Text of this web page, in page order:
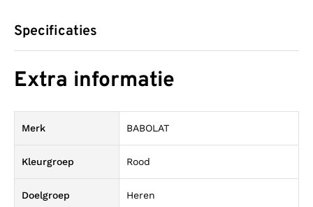
Specificaties
Extra informatie
Merk BABOLAT
Kleurgroep Rood
Doelgroep Heren